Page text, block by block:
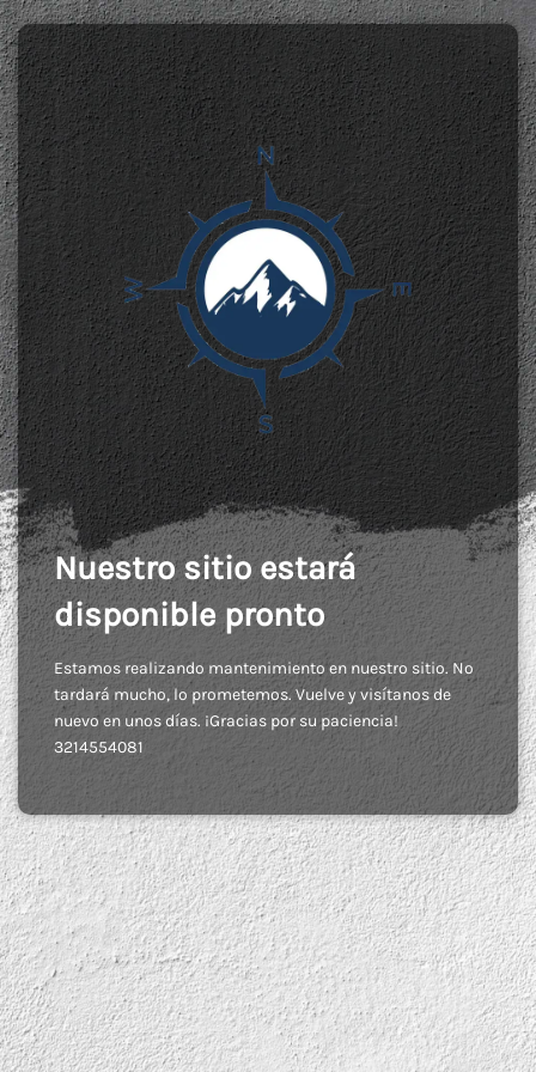
Nuestro sitio estará
disponible pronto
Estamos realizando mantenimiento en nuestro sitio. No
tardará mucho, lo prometemos. Vuelve y visítanos de
nuevo en unos días. ¡Gracias por su paciencia!
3214554081